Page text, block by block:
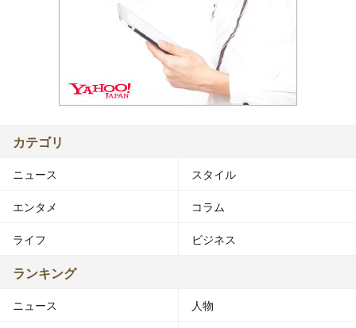
カテゴリ
ニュース スタイル
エンタメ コラム
ライフ ビジネス
ランキング
ニュース 人物